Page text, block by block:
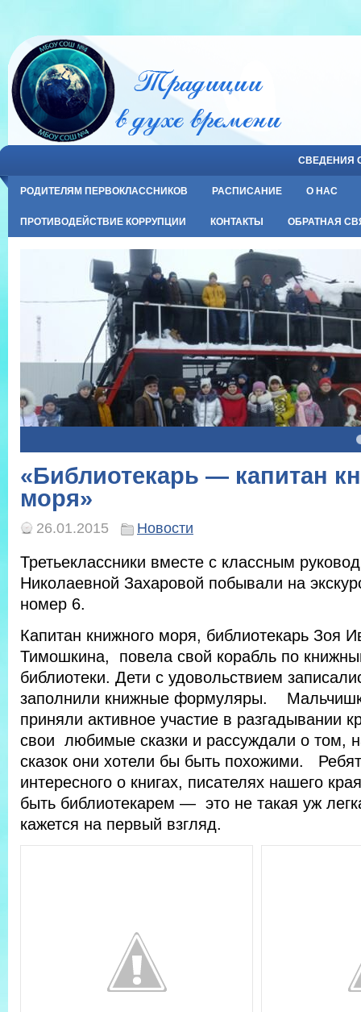
СВЕДЕНИЯ
РОДИТЕЛЯМ ПЕРВОКЛАССНИКОВ РАСПИСАНИЕ О НАС
ПРОТИВОДЕЙСТВИЕ КОРРУПЦИИ КОНТАКТЫ ОБРАТНАЯ
«Библиотекарь — капитан
моря»
26.01.2015 Новости
Третьеклассники вместе с классным
Николаевной Захаровой побывали на
номер 6.
Капитан книжного моря, библиотекарь Зоя
Тимошкина, повела свой корабль по
библиотеки. Дети с удовольствием
заполнили книжные формуляры.
приняли активное участие в разгадывании
свои любимые сказки и рассуждали о том,
сказок они хотели бы быть похожими.
интересного о книгах, писателях нашего
быть библиотекарем — это не такая уж
кажется на первый взгляд.